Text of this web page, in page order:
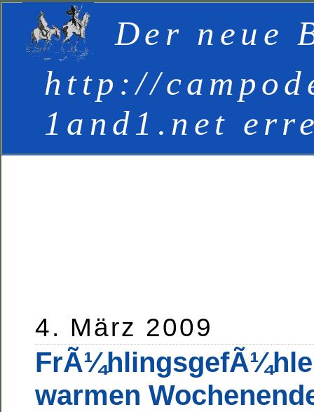
Der neue
http://
1and1.net
4. März 2009
warmen